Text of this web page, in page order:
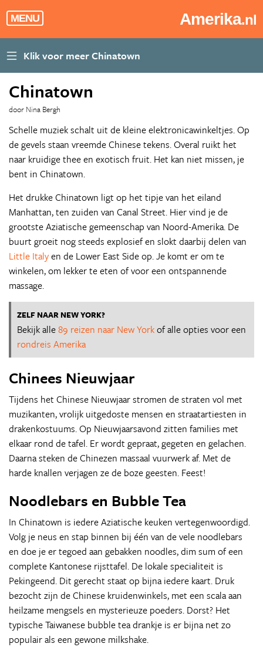
MENU Amerika.nl
Chinatown
door Nina Bergh
Schelle muziek schalt uit de kleine elektronicawinkeltjes. Op
de gevels staan vreemde Chinese tekens. Overal ruikt het
naar kruidige thee en exotisch fruit. Het kan niet missen, je
bent in Chinatown.
Het drukke Chinatown ligt op het tipje van het eiland
Manhattan, ten zuiden van Canal Street. Hier vind je de
grootste Aziatische gemeenschap van Noord-Amerika. De
buurt groeit nog steeds explosief en slokt daarbij delen van
Little Italyen de Lower East Side op. Je komt er om te
winkelen, om lekker te eten of voor een ontspannende
massage.
ZELF NAAR NEW YORK?
Bekijk alle89 reizen naar New Yorkof alle opties voor een
rondreis Amerika
Chinees Nieuwjaar
Tijdens het Chinese Nieuwjaar stromen de straten vol met
muzikanten, vrolijk uitgedoste mensen en straatartiesten in
drakenkostuums. Op Nieuwjaarsavond zitten families met
elkaar rond de tafel. Er wordt gepraat, gegeten en gelachen.
Daarna steken de Chinezen massaal vuurwerk af. Met de
harde knallen verjagen ze de boze geesten. Feest!
Noodlebars en Bubble Tea
In Chinatown is iedere Aziatische keuken vertegenwoordigd.
Volg je neus en stap binnen bij één van de vele noodlebars
en doe je er tegoed aan gebakken noodles, dim sum of een
complete Kantonese rijsttafel. De lokale specialiteit is
Pekingeend. Dit gerecht staat op bijna iedere kaart. Druk
bezocht zijn de Chinese kruidenwinkels, met een scala aan
heilzame mengsels en mysterieuze poeders. Dorst? Het
typische Taiwanese bubble tea drankje is er bijna net zo
populair als een gewone milkshake.